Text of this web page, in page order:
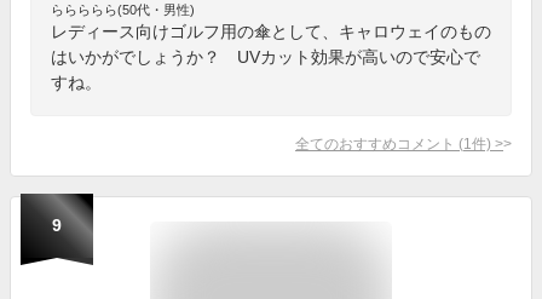
ららららら(50代・男性)
レディース向けゴルフ用の傘として、キャロウェイのもの
はいかがでしょうか？ UVカット効果が高いので安心で
すね。
全てのおすすめコメント (1 件) >
9